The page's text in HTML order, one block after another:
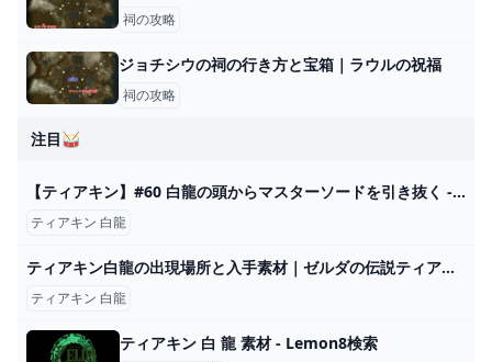
祠の攻略
ジョチシウの祠の行き方と宝箱｜ラウルの祝福
祠の攻略
注目🥁
【ティアキン】#60 白龍の頭からマスターソードを引き抜く - YouTube
ティアキン 白龍
ティアキン白龍の出現場所と入手素材｜ゼルダの伝説ティアーズオブザキングダム 令和の知恵袋
ティアキン 白龍
ティアキン 白 龍 素材 - Lemon8検索